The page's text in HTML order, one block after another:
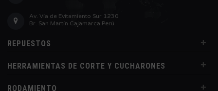
Av. Vía de Evitamiento Sur 1230
Br. San Martín Cajamarca Perú
REPUESTOS +
HERRAMIENTAS DE CORTE Y CUCHARONES +
RODAMIENTO +